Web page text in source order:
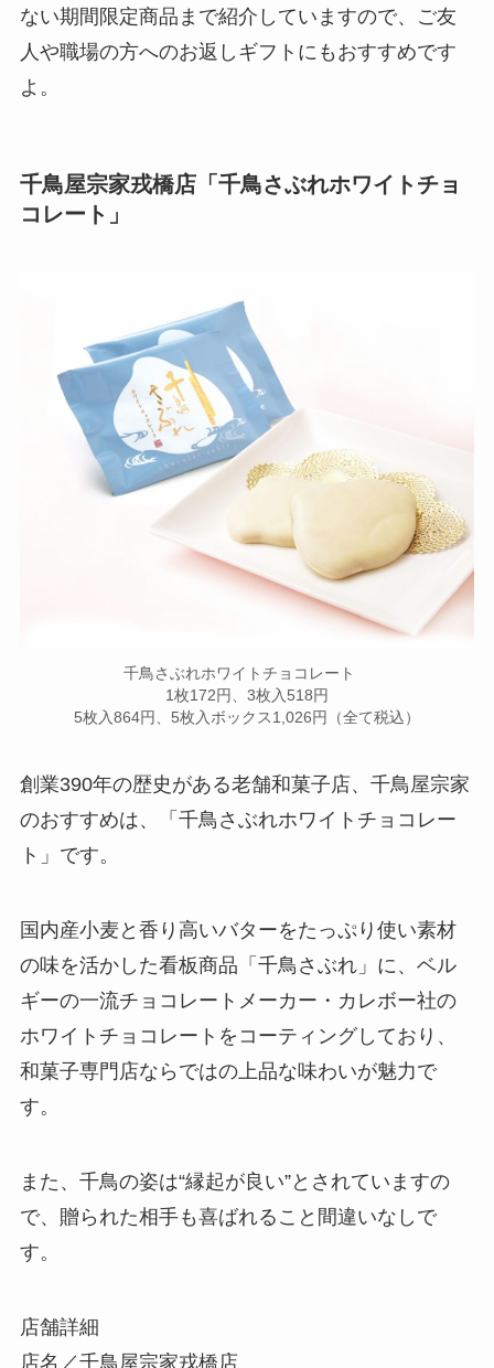
ない期間限定商品まで紹介していますので、ご友
人や職場の方へのお返しギフトにもおすすめです
よ。
千鳥屋宗家戎橋店「千鳥さぶれホワイトチョ
コレート」
千鳥さぶれホワイトチョコレート
1枚172円、3枚入518円
5枚入864円、5枚入ボックス1,026円（全て税込）
創業390年の歴史がある老舗和菓子店、千鳥屋宗家
のおすすめは、「千鳥さぶれホワイトチョコレー
ト」です。
国内産小麦と香り高いバターをたっぷり使い素材
の味を活かした看板商品「千鳥さぶれ」に、ベル
ギーの一流チョコレートメーカー・カレボー社の
ホワイトチョコレートをコーティングしており、
和菓子専門店ならではの上品な味わいが魅力で
す。
また、千鳥の姿は“縁起が良い”とされていますの
で、贈られた相手も喜ばれること間違いなしで
す。
店舗詳細
店名／千鳥屋宗家戎橋店